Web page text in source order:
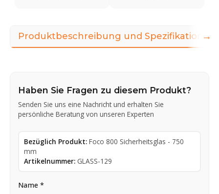
Produktbeschreibung und Spezifikationen
Haben Sie Fragen zu diesem Produkt?
Senden Sie uns eine Nachricht und erhalten Sie
persönliche Beratung von unseren Experten
Bezüglich Produkt: Foco 800 Sicherheitsglas - 750
mm
Artikelnummer: GLASS-129
Name *
→